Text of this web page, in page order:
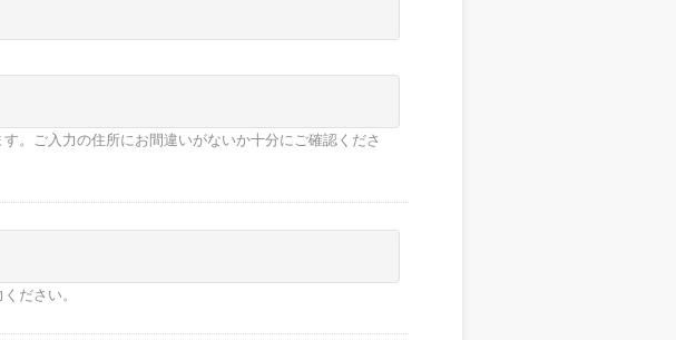
。ご入力の住所にお間違いがないか十分にご確認くださ
ださい。